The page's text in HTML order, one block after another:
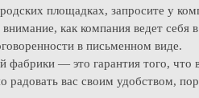
площадках, запросите у
как компания ведет себя
в письменном виде.
фабрики — это гарантия того, что
радовать вас своим удобством,